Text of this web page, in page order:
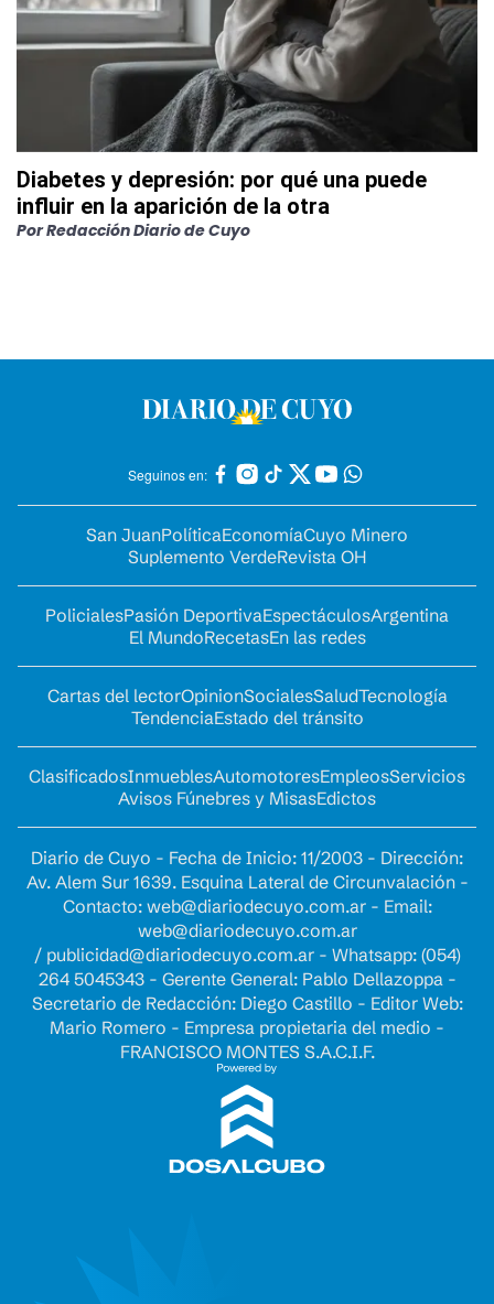
Diabetes y depresión: por qué una puede
influir en la aparición de la otra
PorRedacción Diario de Cuyo
Seguinos en:
San JuanPolíticaEconomíaCuyo Minero
Suplemento VerdeRevista OH
PolicialesPasión DeportivaEspectáculosArgentina
El MundoRecetasEn las redes
Cartas del lectorOpinionSocialesSaludTecnología
TendenciaEstado del tránsito
ClasificadosInmueblesAutomotoresEmpleosServicios
Avisos Fúnebres y MisasEdictos
Diario de Cuyo - Fecha de Inicio: 11/2003 - Dirección:
Av. Alem Sur 1639. Esquina Lateral de Circunvalación -
Contacto: web@diariodecuyo.com.ar- Email:
web@diariodecuyo.com.ar
/ publicidad@diariodecuyo.com.ar- Whatsapp: (054)
264 5045343 - Gerente General: Pablo Dellazoppa -
Secretario de Redacción: Diego Castillo - Editor Web:
Mario Romero - Empresa propietaria del medio -
FRANCISCO MONTES S.A.C.I.F.